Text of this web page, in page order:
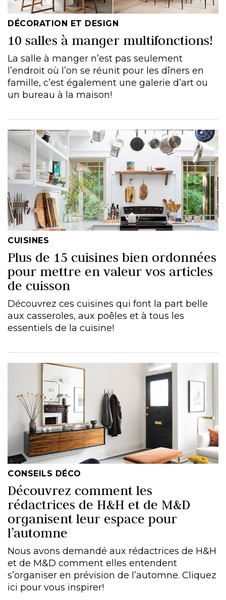
DÉCORATION ET DESIGN
10 salles à manger multifonctions!
La salle à manger n’est pas seulement
l’endroit où l’on se réunit pour les dîners en
famille, c’est également une galerie d’art ou
un bureau à la maison!
CUISINES
Plus de 15 cuisines bien ordonnées
pour mettre en valeur vos articles
de cuisson
Découvrez ces cuisines qui font la part belle
aux casseroles, aux poêles et à tous les
essentiels de la cuisine!
CONSEILS DÉCO
Découvrez comment les
rédactrices de H&H et de M&D
organisent leur espace pour
l’automne
Nous avons demandé aux rédactrices de H&H
et de M&D comment elles entendent
s’organiser en prévision de l’automne. Cliquez
ici pour vous inspirer!